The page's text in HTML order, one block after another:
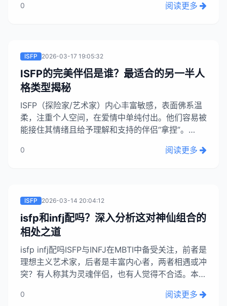
随性、略带神秘的生活艺术家。...
0 阅读更多
ISFP 2026-03-17 19:05:32
ISFP的完美伴侣是谁？最适合的另一半人
格类型揭秘
ISFP（探险家/艺术家）内心丰富敏感，表面佛系温
柔，注重个人空间，在爱情中单纯付出。他们容易被
能接住其情绪且给予理解和支持的伴侣“拿捏”。
合ISFP，能够理解并回应他们的情感需求，同时尊
0 阅读更多
ISFP 2026-03-14 20:04:12
isfp和infj配吗？深入分析这对神仙组合的
相处之道
isfp infj配吗ISFP与INFJ在MBTI中备受关注，前者是
理想主义艺术家，后者是丰富内心者，两者相遇或冲
突？有人称其为灵魂伴侣，也有人觉得不合适。本文
感支持，ISFP则包容且乐于分享生活，对疲惫的
0 阅读更多